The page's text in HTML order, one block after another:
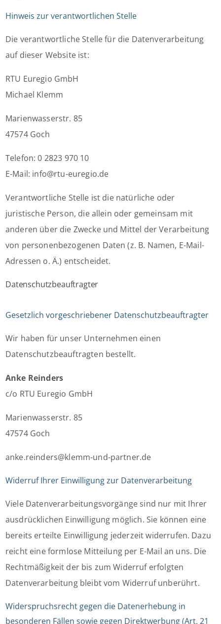
Hinweis zur verantwortlichen Stelle
Die verantwortliche Stelle für die Datenverarbeitung
auf dieser Website ist:
RTU Euregio GmbH
Michael Klemm
Marienwasserstr. 85
47574 Goch
Telefon: 0 2823 970 10
E-Mail: info@rtu-euregio.de
Verantwortliche Stelle ist die natürliche oder
juristische Person, die allein oder gemeinsam mit
anderen über die Zwecke und Mittel der Verarbeitung
von personenbezogenen Daten (z. B. Namen, E-Mail-
Adressen o. Ä.) entscheidet.
Datenschutzbeauftragter
Gesetzlich vorgeschriebener Datenschutzbeauftragter
Wir haben für unser Unternehmen einen
Datenschutzbeauftragten bestellt.
Anke Reinders
c/o RTU Euregio GmbH
Marienwasserstr. 85
47574 Goch
anke.reinders@klemm-und-partner.de
Widerruf Ihrer Einwilligung zur Datenverarbeitung
Viele Datenverarbeitungsvorgänge sind nur mit Ihrer
ausdrücklichen Einwilligung möglich. Sie können eine
bereits erteilte Einwilligung jederzeit widerrufen. Dazu
reicht eine formlose Mitteilung per E-Mail an uns. Die
Rechtmäßigkeit der bis zum Widerruf erfolgten
Datenverarbeitung bleibt vom Widerruf unberührt.
Widerspruchsrecht gegen die Datenerhebung in
besonderen Fällen sowie gegen Direktwerbung (Art. 21